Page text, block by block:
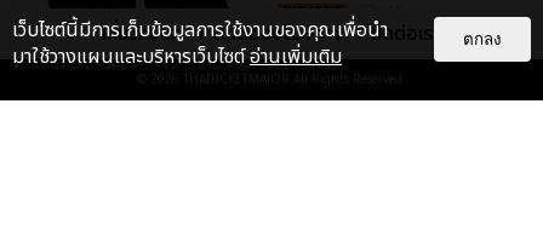
EXCLUSIVE
เคมีดี มวลสนุก! ประมวลภาพ “ดิว-
ธี” เปิดตัวซีรีส์ “MR.KILL มังงะสั่ง
เกี่ยวกับเรา ติดต่อลงโฆษณา ติดต่อเรา
© 2026 THAITICKETMAJOR All Rights Reserved.
เว็บไซต์นี้มีการเก็บข้อมูลการใช้งานของคุณเพื่อนำ
มาใช้วางแผนและบริหารเว็บไซต์อ่านเพิ่มเติม
ตกลง